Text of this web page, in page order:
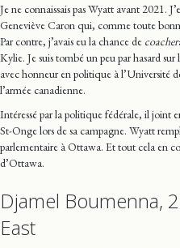
Je ne connaissais pas Wyatt avant 2021.
Geneviève Caron qui, comme toute
Par contre, j’avais eu la chance de coacher
Kylie. Je suis tombé un peu par hasard
avec honneur en politique à l’Université
l’armée canadienne.
Intéressé par la politique fédérale, il joint
St-Onge lors de sa campagne. Wyatt
parlementaire à Ottawa. Et tout cela en
d’Ottawa.
Djamel Boumenna,
East